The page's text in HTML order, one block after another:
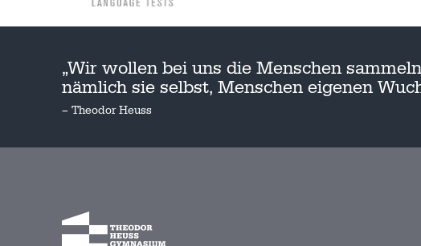
„Wir wollen bei uns die Menschen
nämlich sie selbst, Menschen eigenen
– Theodor Heuss